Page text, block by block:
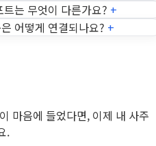
는 무엇이 다른가요? +
어떻게 연결되나요? +
마음에 들었다면, 이제 내 사주
.